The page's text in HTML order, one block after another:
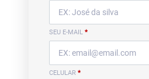
SEU E-MAIL *
CELULAR *